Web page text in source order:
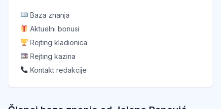
Baza znanja
Aktuelni bonusi
Rejting kladionica
Rejting kazina
Kontakt redakcije